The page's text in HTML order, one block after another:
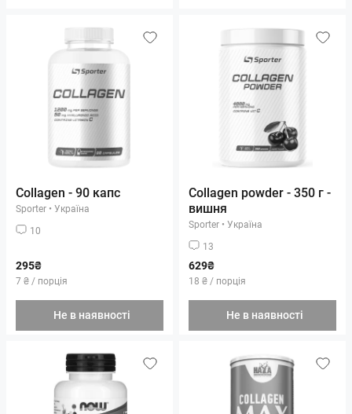
Collagen - 90 капс
Sporter • Україна
10
295₴
7 ₴ / порція
Не в наявності
Collagen powder - 350 г -
вишня
Sporter • Україна
13
629₴
18 ₴ / порція
Не в наявності